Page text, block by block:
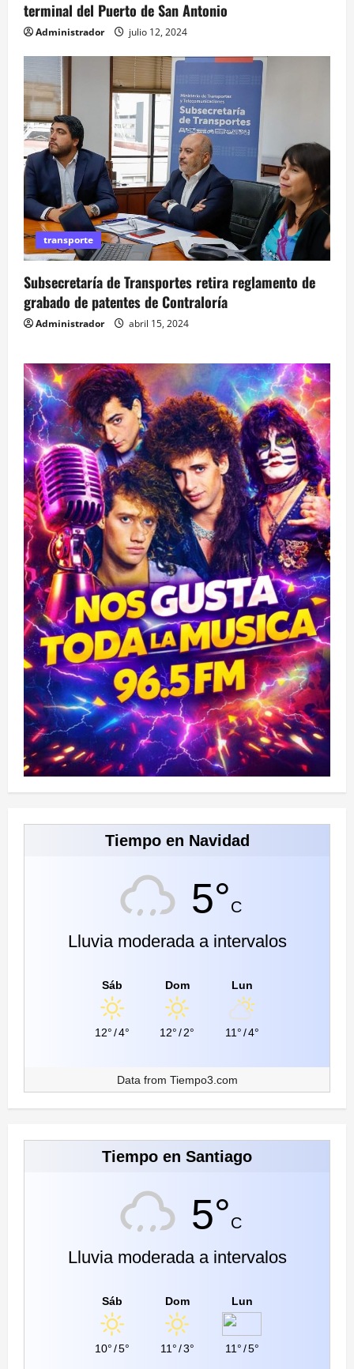
terminal del Puerto de San Antonio
Administrador julio 12, 2024
transporte
Subsecretaría de Transportes retira reglamento de
grabado de patentes de Contraloría
Administrador abril 15, 2024
Tiempo en Navidad
5°C
Lluvia moderada a intervalos
Sáb
12°/4°
Dom
12°/2°
Lun
11°/4°
Data from Tiempo3.com
Tiempo en Santiago
5°C
Lluvia moderada a intervalos
Sáb
10°/5°
Dom
11°/3°
Lun
11°/5°